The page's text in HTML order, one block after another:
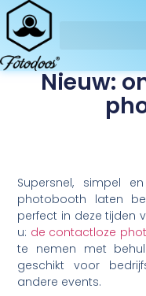
Nieuw:
Supersnel, simpel
photobooth laten
perfect in deze tijden
u: de contactloze
te nemen met
geschikt voor
andere events.